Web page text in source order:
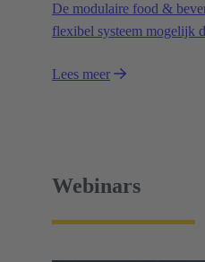
De modulaire food &
flexibel systeem mogelijk
modulaire machines
Lees meer
Webinars